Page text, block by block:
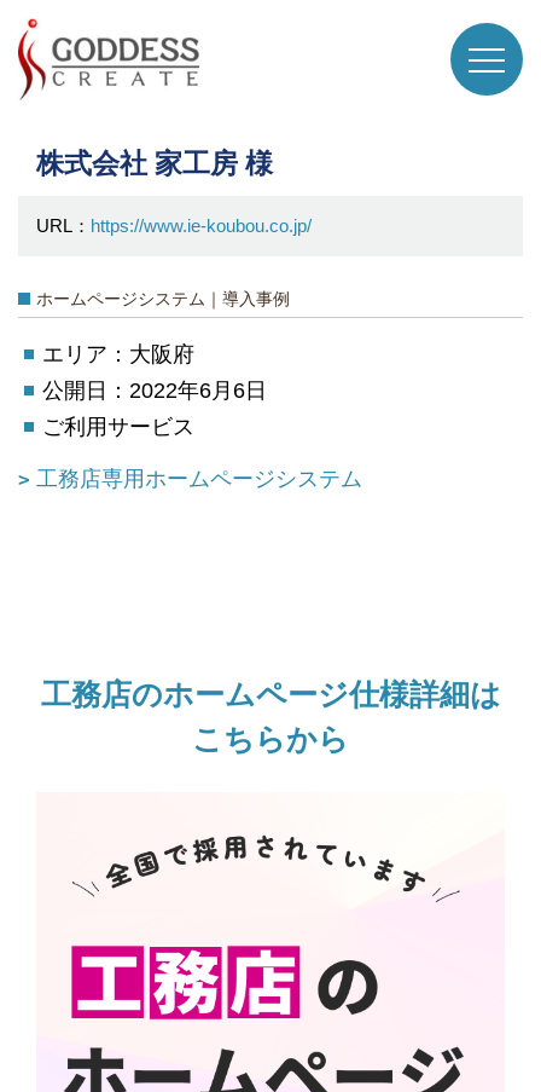
株式会社 家工房 様
URL： https://www.ie-koubou.co.jp/
ホームページシステム｜導入事例
エリア：大阪府
公開日：2022年6月6日
ご利用サービス
工務店専用ホームページシステム
工務店のホームページ仕様詳細は
こちらから